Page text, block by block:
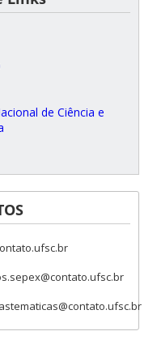
de Ciência e